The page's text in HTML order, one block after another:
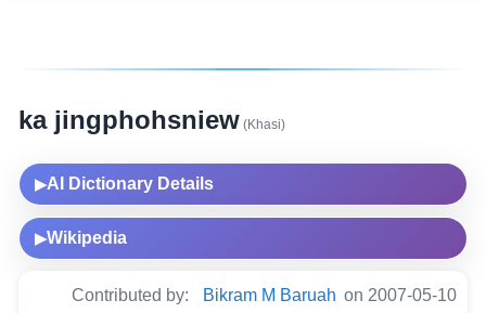
ka jingphohsniew (Khasi)
▶AI Dictionary Details
▶Wikipedia
Contributed by: Bikram M Baruah on 2007-05-10